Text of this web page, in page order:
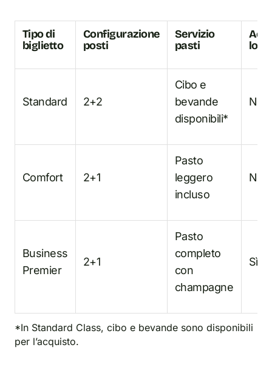
Tipo di
biglietto
Configurazione
posti
Servizio
pasti
Standard 2+2
Cibo e
bevande
disponibili*
No
Comfort 2+1
Pasto
leggero
incluso
No
Business
Premier
2+1
Pasto
completo
con
champagne
Sì
*In Standard Class, cibo e bevande sono disponibili
per l’acquisto.